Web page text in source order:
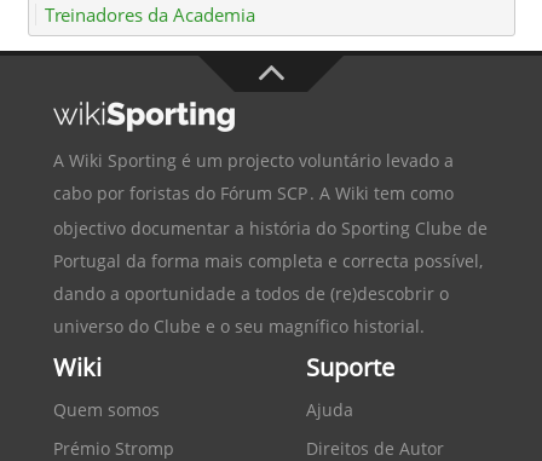
Treinadores da Academia
A Wiki Sporting é um projecto voluntário levado a
cabo por foristas do Fórum SCP. A Wiki tem como
objectivo documentar a história do Sporting Clube de
Portugal da forma mais completa e correcta possível,
dando a oportunidade a todos de (re)descobrir o
universo do Clube e o seu magnífico historial.
Wiki
Quem somos
Prémio Stromp
Suporte
Ajuda
Direitos de Autor